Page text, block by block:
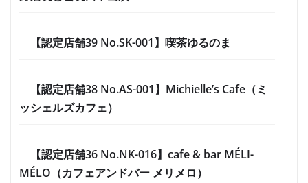
【認定店舗39 No.SK-001】喫茶ゆるのま
【認定店舗38 No.AS-001】Michielle’s Cafe（ミ
ッシェルズカフェ）
【認定店舗36 No.NK-016】cafe & bar MÉLI-
MÉLO（カフェアンドバー メリメロ）